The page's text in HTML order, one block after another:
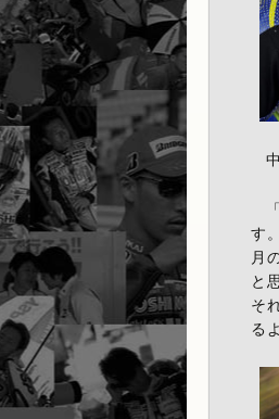
す
月
と
そ
る